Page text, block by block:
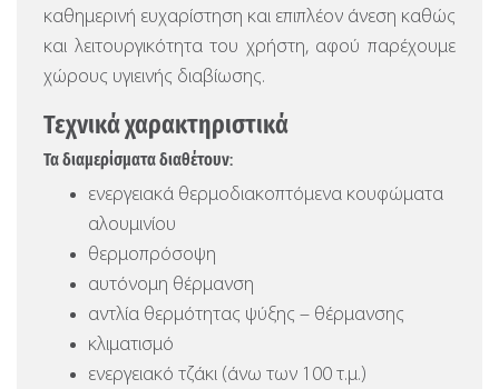
καθημερινή ευχαρίστηση και επιπλέον άνεση καθώς
και λειτουργικότητα του χρήστη, αφού παρέχουμε
χώρους υγιεινής διαβίωσης.
Τεχνικά χαρακτηριστικά
Τα διαμερίσματα διαθέτουν:
ενεργειακά θερμοδιακοπτόμενα κουφώματα
αλουμινίου
θερμοπρόσοψη
αυτόνομη θέρμανση
αντλία θερμότητας ψύξης – θέρμανσης
κλιματισμό
ενεργειακό τζάκι (άνω των 100 τ.μ.)